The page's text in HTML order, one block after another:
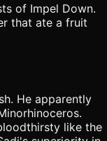
of Impel Down.
that ate a fruit
He apparently
like the